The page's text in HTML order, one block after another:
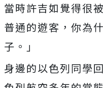
當時許吉如覺得很
普通的遊客，你為
子。」
身邊的以色列同學